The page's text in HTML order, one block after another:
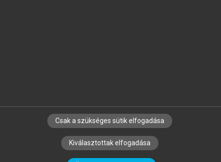
SZERZŐKNEK CÉGEKNEK KÖNYVTÁROSOKNAK
SZERKESZTÉSI ÉS LEKTORÁLÁSI ALAPELVEK
Csak a szükséges sütik elfogadása
Kiválasztottak elfogadása